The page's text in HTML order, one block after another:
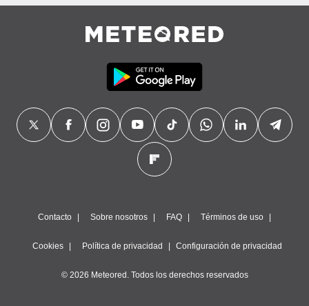
Contacto Sobre nosotros FAQ Términos de uso
Cookies Política de privacidad Configuración de privacidad
© 2026 Meteored. Todos los derechos reservados